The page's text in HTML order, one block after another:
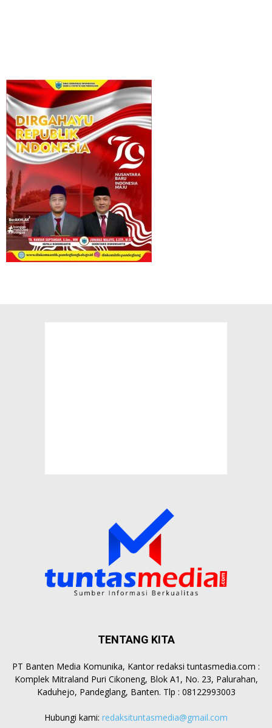
TENTANG KITA
PT Banten Media Komunika, Kantor redaksi tuntasmedia.com :
Komplek Mitraland Puri Cikoneng, Blok A1, No. 23, Palurahan,
Kaduhejo, Pandeglang, Banten. Tlp : 08122993003
Hubungi kami: redaksituntasmedia@gmail.com